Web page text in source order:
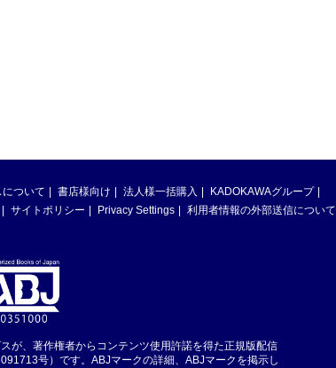
ついて 書店様向け 法人様一括購入
KADOKAWAグループ
サイトポリシー Privacy Settings 利用者情報の外部送信について
が、著作権者からコンテンツ使用許諾を得た正規版配信
号）です。ABJマークの詳細、ABJマークを掲示し